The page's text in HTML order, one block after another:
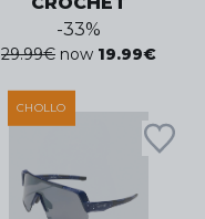
-33%
29.99€ now 19.99€
CHOLLO